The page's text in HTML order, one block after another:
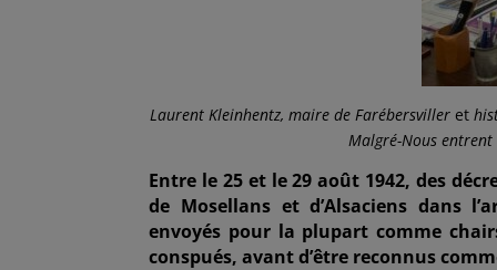
Laurent Kleinhentz, maire de Farébersviller et
Malgré-Nous
Entre le 25 et le 29 août 1942, des
de Mosellans et d’Alsaciens dans
envoyés pour la plupart comme
conspués, avant d’être reconnus